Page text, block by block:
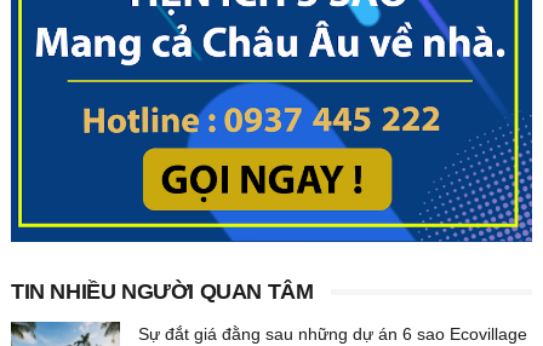
TIN NHIỀU NGƯỜI QUAN TÂM
Sự đắt giá đằng sau những dự án 6 sao Ecovillage